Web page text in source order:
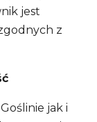
jest
z
jak i